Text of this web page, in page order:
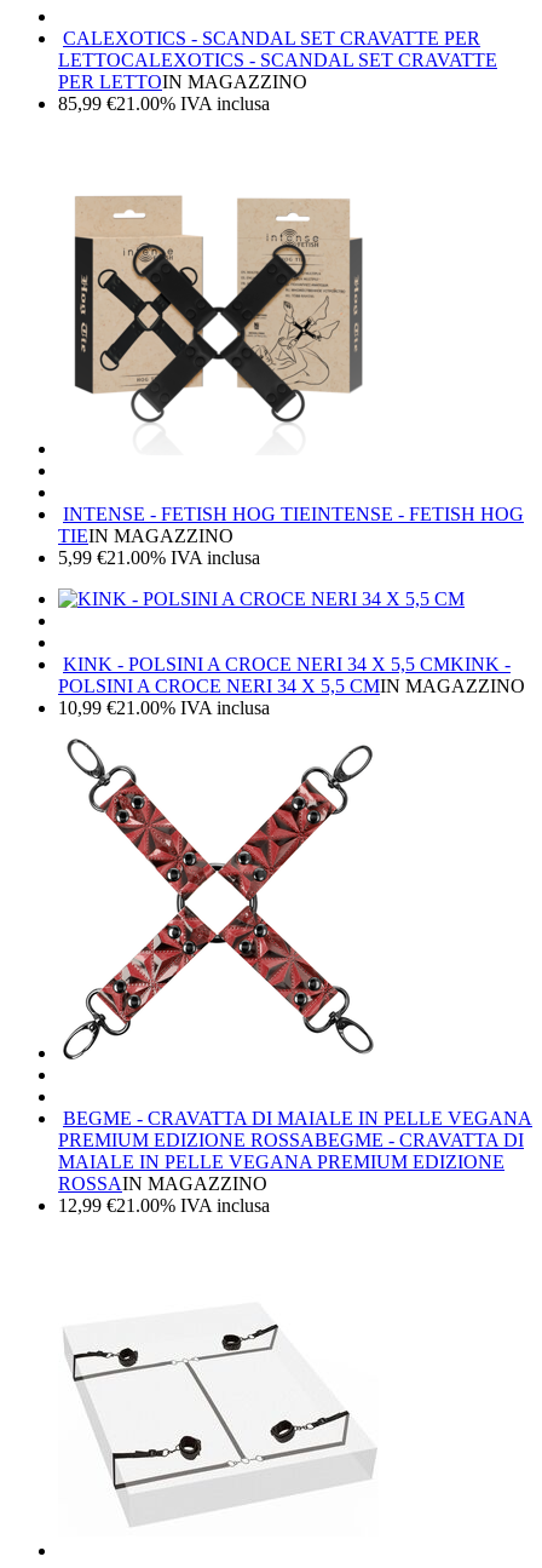
CALEXOTICS - SCANDAL SET CRAVATTE PER
LETTOCALEXOTICS - SCANDAL SET CRAVATTE
PER LETTOIN MAGAZZINO
85,99 €21.00% IVA inclusa
INTENSE - FETISH HOG TIEINTENSE - FETISH HOG
TIEIN MAGAZZINO
5,99 €21.00% IVA inclusa
KINK - POLSINI A CROCE NERI 34 X 5,5 CMKINK -
POLSINI A CROCE NERI 34 X 5,5 CMIN MAGAZZINO
10,99 €21.00% IVA inclusa
BEGME - CRAVATTA DI MAIALE IN PELLE VEGANA
PREMIUM EDIZIONE ROSSABEGME - CRAVATTA DI
MAIALE IN PELLE VEGANA PREMIUM EDIZIONE
ROSSAIN MAGAZZINO
12,99 €21.00% IVA inclusa